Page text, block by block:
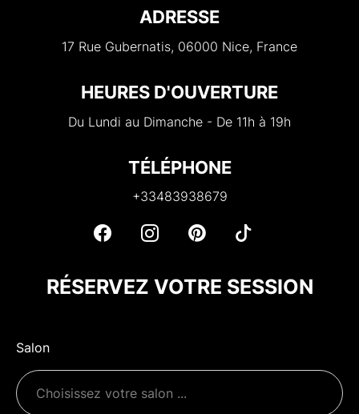
ADRESSE
17 Rue Gubernatis, 06000 Nice, France
HEURES D'OUVERTURE
Du Lundi au Dimanche - De 11h à 19h
TÉLÉPHONE
+33483938679
RÉSERVEZ VOTRE SESSION
Salon